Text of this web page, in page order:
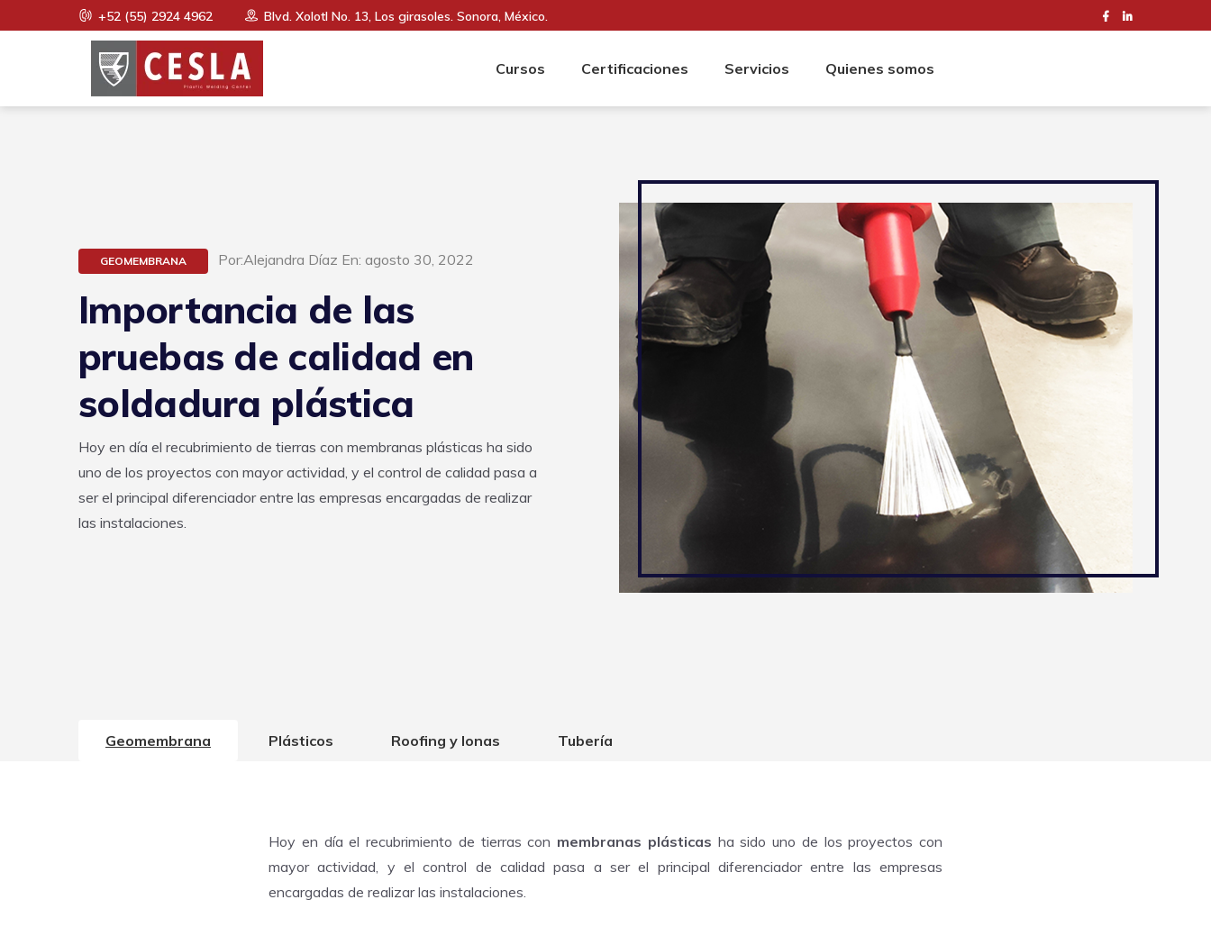
+52 (55) 2924 4962 Blvd. Xolotl No. 13, Los girasoles. Sonora, México.
Cursos Certificaciones Servicios Quienes somos
GEOMEMBRANA Por:Alejandra Díaz En: agosto 30, 2022
Importancia de las
pruebas de calidad en
soldadura plástica
Hoy en día el recubrimiento de tierras con membranas plásticas ha sido
uno de los proyectos con mayor actividad, y el control de calidad pasa a
ser el principal diferenciador entre las empresas encargadas de realizar
las instalaciones.
Geomembrana Plásticos Roofing y lonas Tubería
Hoy en día el recubrimiento de tierras con membranas plásticas ha sido uno de los proyectos con
mayor actividad, y el control de calidad pasa a ser el principal diferenciador entre las empresas
encargadas de realizar las instalaciones.